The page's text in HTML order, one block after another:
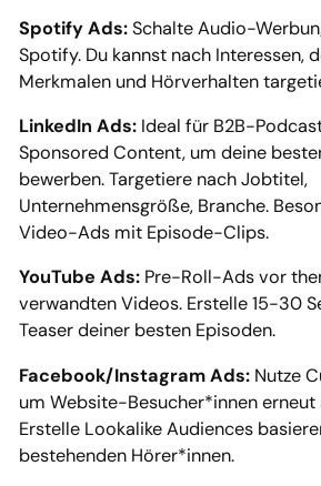
Spotify Ads:Schalte Audio-
Spotify. Du kannst nach Interessen,
Merkmalen und Hörverhalten
LinkedIn Ads: Ideal für B2B-
Sponsored Content, um deine
bewerben. Targetiere nach Jobtitel,
Unternehmensgröße, Branche.
Video-Ads mit Episode-Clips.
YouTube Ads: Pre-Roll-Ads vor
verwandten Videos. Erstelle 15-30
Teaser deiner besten Episoden.
Facebook/Instagram Ads: Nutze
um Website-Besucher*innen erneut
Erstelle Lookalike Audiences
bestehenden Hörer*innen.